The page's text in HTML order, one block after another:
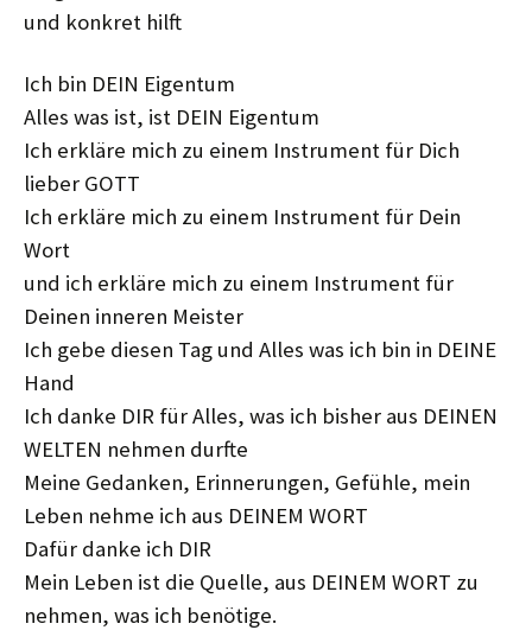
und konkret hilft
Ich bin DEIN Eigentum
Alles was ist, ist DEIN Eigentum
Ich erkläre mich zu einem Instrument für Dich
lieber GOTT
Ich erkläre mich zu einem Instrument für Dein
Wort
und ich erkläre mich zu einem Instrument für
Deinen inneren Meister
Ich gebe diesen Tag und Alles was ich bin in DEINE
Hand
Ich danke DIR für Alles, was ich bisher aus DEINEN
WELTEN nehmen durfte
Meine Gedanken, Erinnerungen, Gefühle, mein
Leben nehme ich aus DEINEM WORT
Dafür danke ich DIR
Mein Leben ist die Quelle, aus DEINEM WORT zu
nehmen, was ich benötige.